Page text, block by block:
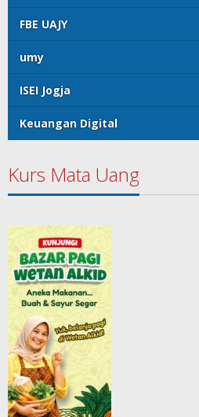
FBE UAJY
umy
ISEI Jogja
Keuangan Digital
Kurs Mata Uang